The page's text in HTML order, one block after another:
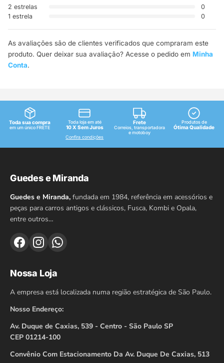
2 estrelas
0
1 estrela
0
As avaliações são de clientes verificados que compraram este
produto. Quer deixar sua avaliação? Acesse o pedido em Minha
Conta.
Toda sua compra
em um único FRETE
Toda loja em até
10 X Sem Juros
Confira condições
Frete
Correios, transportadora
e motoboy
Produtos de
Ótima Qualidade
Guedes e Miranda
Guedes e Miranda, fundada em 1984, referência em acessórios e
peças para carros antigos e clássicos, Fusca, Kombi e Opala,
entre outros…
Nossa Loja
A empresa está localizada numa região estratégica de São Paulo.
Nosso Endereço:
Av. Duque de Caxias, 539 - Centro - São Paulo SP
CEP 01214-100
Convênio Com Estacionamento Da Av. Duque De Caxias, 513